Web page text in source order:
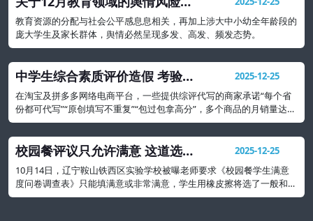
判及处置建议
教育资源的分配与社会公平感息息相关，再加上涉大中小幼全年龄段的
庞大学生及家长群体，舆情必然呈现多发、高发、频发态势。
中学生综合素质评价造假 考验社
会诚信与契约精神
2025-12-25
在淘宝及拼多多网络电商平台，一些提供综评代写的商家承诺“每个省
份都可代写”“原创填写不重复”“包过包拿高分”，多个商品的月销量达
500多份，形成一种产业
校园餐评议只允许满意 这道选择
题吃相太难看
2025-12-25
10月14日，辽宁鞍山铁西区实验学校被曝老师要求《校园餐学生满意
度问卷调查表》只能填满意或非常满意，学生用橡皮擦将选了一般和不
满意的都擦掉。